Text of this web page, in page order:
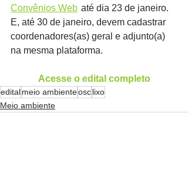
Convênios Web
E, até 30 de janeiro, devem cadastrar
coordenadores(as) geral e adjunto(a)
na mesma plataforma.
Acesse o edital completo
editalmeio ambienteosclixo
Meio ambiente